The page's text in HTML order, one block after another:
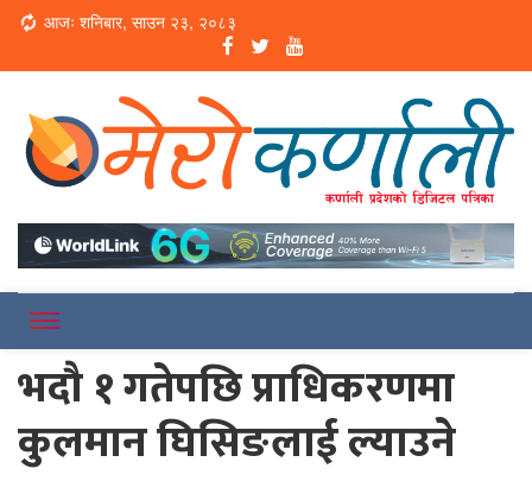
Loading...
आजः शनिबार, साउन २३, २०८३
Merokarnali
भदौ १ गतेपछि प्राधिकरणमा
कुलमान घिसिङलाई ल्याउने